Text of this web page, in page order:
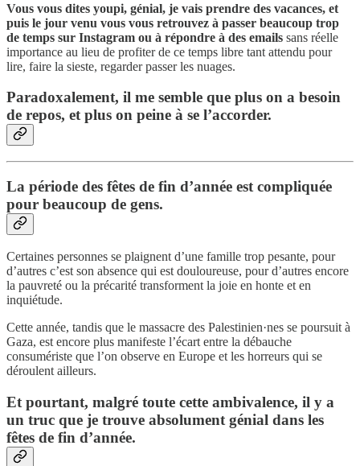
Vous vous dites youpi, génial, je vais prendre des vacances, et
puis le jour venu vous vous retrouvez à passer beaucoup trop
de temps sur Instagram ou à répondre à des emails sans réelle
importance au lieu de profiter de ce temps libre tant attendu pour
lire, faire la sieste, regarder passer les nuages.
Paradoxalement, il me semble que plus on a besoin
de repos, et plus on peine à se l’accorder.
La période des fêtes de fin d’année est compliquée
pour beaucoup de gens.
Certaines personnes se plaignent d’une famille trop pesante, pour
d’autres c’est son absence qui est douloureuse, pour d’autres encore
la pauvreté ou la précarité transforment la joie en honte et en
inquiétude.
Cette année, tandis que le massacre des Palestinien·nes se poursuit à
Gaza, est encore plus manifeste l’écart entre la débauche
consumériste que l’on observe en Europe et les horreurs qui se
déroulent ailleurs.
Et pourtant, malgré toute cette ambivalence, il y a
un truc que je trouve absolument génial dans les
fêtes de fin d’année.